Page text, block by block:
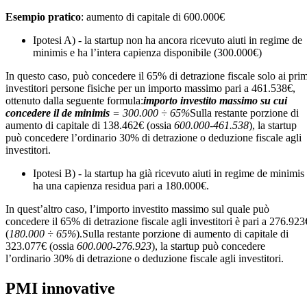
Esempio pratico: aumento di capitale di 600.000€
Ipotesi A) - la startup non ha ancora ricevuto aiuti in regime de
minimis e ha l’intera capienza disponibile (300.000€)
In questo caso, può concedere il 65% di detrazione fiscale solo ai
investitori persone fisiche per un importo massimo pari a 461.538€,
ottenuto dalla seguente formula:importo investito massimo su cui
concedere il de minimis = 300.000 ÷ 65%Sulla restante porzione di
aumento di capitale di 138.462€ (ossia 600.000-461.538), la startup
può concedere l’ordinario 30% di detrazione o deduzione fiscale agli
investitori.
Ipotesi B) - la startup ha già ricevuto aiuti in regime de minimis
ha una capienza residua pari a 180.000€.
In quest’altro caso, l’importo investito massimo sul quale può
concedere il 65% di detrazione fiscale agli investitori è pari a
(180.000 ÷ 65%).Sulla restante porzione di aumento di capitale di
323.077€ (ossia 600.000-276.923), la startup può concedere
l’ordinario 30% di detrazione o deduzione fiscale agli investitori.
PMI innovative